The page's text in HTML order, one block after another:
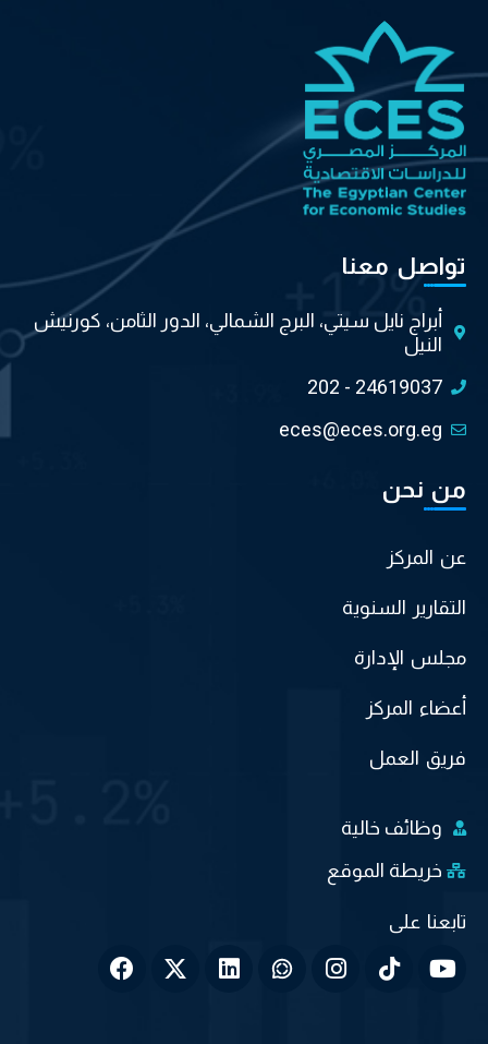
تواصل معنا
أبراج نايل سيتي، البرج الشمالي، الدور الثامن، كورنيش
النيل
202 - 24619037
eces@eces.org.eg
من نحن
عن المركز
التقارير السنوية
مجلس الإدارة
أعضاء المركز
فريق العمل
وظائف خالية
خريطة الموقع